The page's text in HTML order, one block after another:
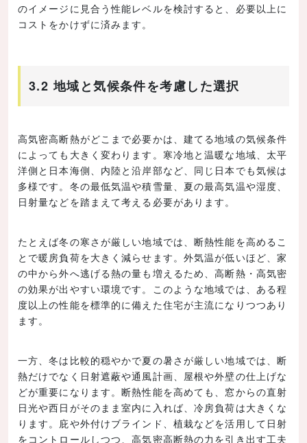
のイメージに見合う性能レベルを検討すると、必要以上に
コストをかけずに済みます。
3.2 地域と気候条件を考慮した選択
高気密高断熱がどこまで必要かは、建てる地域の気候条件
によっても大きく変わります。寒冷地と温暖な地域、太平
洋側と日本海側、内陸と沿岸部など、同じ日本でも気候は
多様です。冬の最低気温や積雪量、夏の最高気温や湿度、
日射量などを踏まえて考える必要があります。
たとえば冬の寒さが厳しい地域では、断熱性能を高めるこ
とで暖房負荷を大きく減らせます。外気温が低いほど、家
の中から外へ逃げる熱の量も増えるため、高断熱・高気密
の効果が出やすい環境です。このような地域では、ある程
度以上の性能を標準的に備えた住宅が主流になりつつあり
ます。
一方、冬は比較的穏やかで夏の暑さが厳しい地域では、断
熱だけでなく日射遮蔽や通風計画、屋根や外壁の仕上げな
どが重要になります。断熱性能を高めても、窓からの直射
日光や西日がそのまま室内に入れば、冷房負荷は大きくな
ります。庇や外付けブラインド、植栽などを活用して日射
をコントロールしつつ、高気密高断熱の力を引き出す工夫